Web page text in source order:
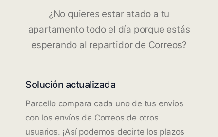
¿No quieres estar atado a tu
apartamento todo el día porque estás
esperando al repartidor de Correos?
Solución actualizada
Parcello compara cada uno de tus envíos
con los envíos de Correos de otros
usuarios. ¡Así podemos decirte los plazos